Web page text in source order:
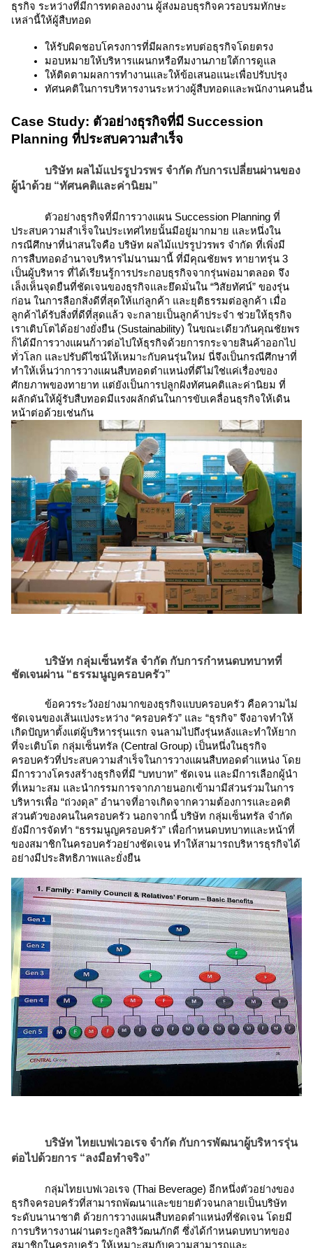
ธุรกิจ ระหว่างที่มีการทดลองงาน ผู้ส่งมอบธุรกิจควรอบรมทักษะ
เหล่านี้ให้ผู้สืบทอด
ให้รับผิดชอบโครงการที่มีผลกระทบต่อธุรกิจโดยตรง
มอบหมายให้บริหารแผนกหรือทีมงานภายใต้การดูแล
ให้ติดตามผลการทำงานและให้ข้อเสนอแนะเพื่อปรับปรุง
ทัศนคติในการบริหารงานระหว่างผู้สืบทอดและพนักงานคนอื่น
Case Study: ตัวอย่างธุรกิจที่มี Succession
Planning ที่ประสบความสำเร็จ
บริษัท ผลไม้แปรรูปวรพร จำกัด กับการเปลี่ยนผ่านของ
ผู้นําด้วย “ทัศนคติและค่านิยม”
ตัวอย่างธุรกิจที่มีการวางแผน Succession Planning ที่
ประสบความสำเร็จในประเทศไทยนั้นมีอยู่มากมาย และหนึ่งใน
กรณีศึกษาที่น่าสนใจคือ บริษัท ผลไม้แปรรูปวรพร จำกัด ที่เพิ่งมี
การสืบทอดอำนาจบริหารไม่นานมานี้ ที่มีคุณชัยพร ทายาทรุ่น 3
เป็นผู้บริหาร ที่ได้เรียนรู้การประกอบธุรกิจจากรุ่นพ่อมาตลอด จึง
เล็งเห็นจุดยืนที่ชัดเจนของธุรกิจและยึดมั่นใน “วิสัยทัศน์” ของรุ่น
ก่อน ในการลือกสิ่งดีที่สุดให้แก่ลูกค้า และยุติธรรมต่อลูกค้า เมื่อ
ลูกค้าได้รับสิ่งที่ดีที่สุดแล้ว จะกลายเป็นลูกค้าประจำ ช่วยให้ธุรกิจ
เราเติบโตได้อย่างยั่งยืน (Sustainability) ในขณะเดียวกันคุณชัยพร
ก็ได้มีการวางแผนก้าวต่อไปให้ธุรกิจด้วยการกระจายสินค้าออกไป
ทั่วโลก และปรับดีไซน์ให้เหมาะกับคนรุ่นใหม่ นี่จึงเป็นกรณีศึกษาที่
ทำให้เห็นว่าการวางแผนสืบทอดตำแหน่งที่ดีไม่ใช่แค่เรื่องของ
ศักยภาพของทายาท แต่ยังเป็นการปลูกฝังทัศนคติและค่านิยม ที่
ผลักดันให้ผู้รับสืบทอดมีแรงผลักดันในการขับเคลื่อนธุรกิจให้เดิน
หน้าต่อด้วยเช่นกัน
บริษัท กลุ่มเซ็นทรัล จำกัด กับการกำหนดบทบาทที่
ชัดเจนผ่าน “ธรรมนูญครอบครัว”
ข้อควรระวังอย่างมากของธุรกิจแบบครอบครัว คือความไม่
ชัดเจนของเส้นแบ่งระหว่าง “ครอบครัว” และ “ธุรกิจ” จึงอาจทำให้
เกิดปัญหาตั้งแต่ผู้บริหารรุ่นแรก จนลามไปถึงรุ่นหลังและทำให้ยาก
ที่จะเติบโต กลุ่มเซ็นทรัล (Central Group) เป็นหนึ่งในธุรกิจ
ครอบครัวที่ประสบความสำเร็จในการวางแผนสืบทอดตำแหน่ง โดย
มีการวางโครงสร้างธุรกิจที่มี “บทบาท” ชัดเจน และมีการเลือกผู้นำ
ที่เหมาะสม และนำกรรมการจากภายนอกเข้ามามีส่วนร่วมในการ
บริหารเพื่อ “ถ่วงดุล” อำนาจที่อาจเกิดจากความต้องการและอคติ
ส่วนตัวของคนในครอบครัว นอกจากนี้ บริษัท กลุ่มเซ็นทรัล จำกัด
ยังมีการจัดทำ “ธรรมนูญครอบครัว” เพื่อกำหนดบทบาทและหน้าที่
ของสมาชิกในครอบครัวอย่างชัดเจน ทำให้สามารถบริหารธุรกิจได้
อย่างมีประสิทธิภาพและยั่งยืน
บริษัท ไทยเบฟเวอเรจ จำกัด กับการพัฒนาผู้บริหารรุ่น
ต่อไปด้วยการ “ลงมือทำจริง”
กลุ่มไทยเบฟเวอเรจ (Thai Beverage) อีกหนึ่งตัวอย่างของ
ธุรกิจครอบครัวที่สามารถพัฒนาและขยายตัวจนกลายเป็นบริษัท
ระดับนานาชาติ ด้วยการวางแผนสืบทอดตำแหน่งที่ชัดเจน โดยมี
การบริหารงานผ่านตระกูลสิริวัฒนภักดี ซึ่งได้กำหนดบทบาทของ
สมาชิกในครอบครัว ให้เหมาะสมกับความสามารถและ